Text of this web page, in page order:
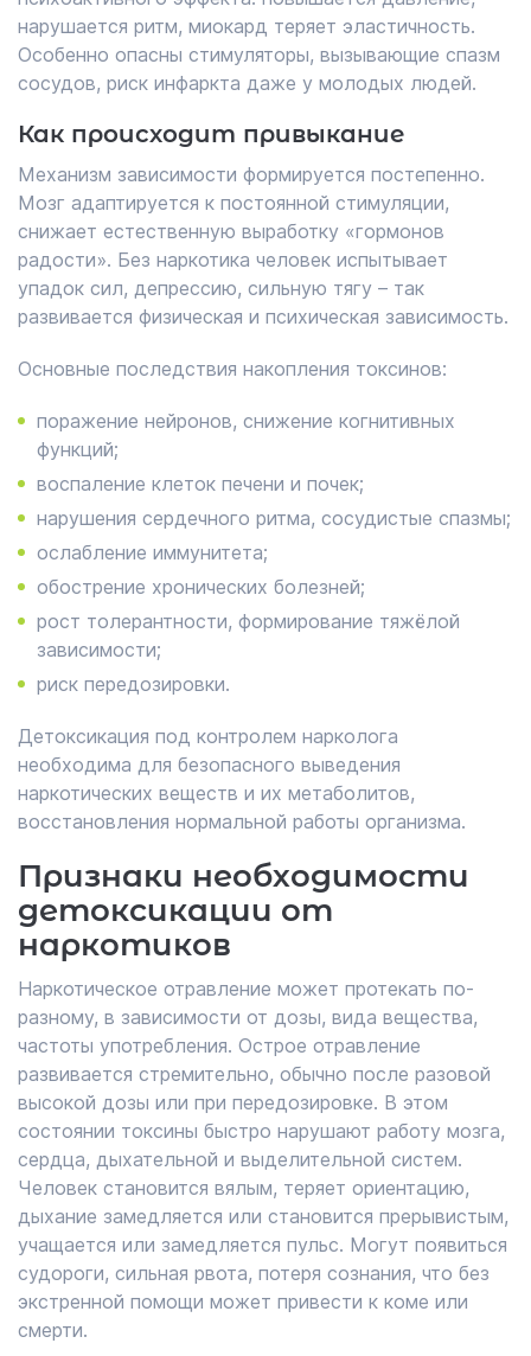
нарушается ритм, миокард теряет эластичность.
Особенно опасны стимуляторы, вызывающие спазм
сосудов, риск инфаркта даже у молодых людей.
Как происходит привыкание
Механизм зависимости формируется постепенно.
Мозг адаптируется к постоянной стимуляции,
снижает естественную выработку «гормонов
радости». Без наркотика человек испытывает
упадок сил, депрессию, сильную тягу – так
развивается физическая и психическая зависимость.
Основные последствия накопления токсинов:
поражение нейронов, снижение когнитивных
функций;
воспаление клеток печени и почек;
нарушения сердечного ритма, сосудистые спазмы;
ослабление иммунитета;
обострение хронических болезней;
рост толерантности, формирование тяжёлой
зависимости;
риск передозировки.
Детоксикация под контролем нарколога
необходима для безопасного выведения
наркотических веществ и их метаболитов,
восстановления нормальной работы организма.
Признаки необходимости
детоксикации от
наркотиков
Наркотическое отравление может протекать по-
разному, в зависимости от дозы, вида вещества,
частоты употребления. Острое отравление
развивается стремительно, обычно после разовой
высокой дозы или при передозировке. В этом
состоянии токсины быстро нарушают работу мозга,
сердца, дыхательной и выделительной систем.
Человек становится вялым, теряет ориентацию,
дыхание замедляется или становится прерывистым,
учащается или замедляется пульс. Могут появиться
судороги, сильная рвота, потеря сознания, что без
экстренной помощи может привести к коме или
смерти.